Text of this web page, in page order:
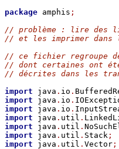
package amphis ;
// problème : lire des
// et les imprimer
// ce fichier regroupe
// dont certaines ont
// décrites dans les
import java . io .
import java . io .
import java . io .
import java . util .
import java . util .
import java . util . Stack ;
import java . util . Vector ;